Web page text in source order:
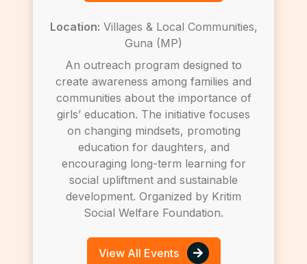
Location: Villages & Local Communities,
Guna (MP)
An outreach program designed to
create awareness among families and
communities about the importance of
girls’ education. The initiative focuses
on changing mindsets, promoting
education for daughters, and
encouraging long-term learning for
social upliftment and sustainable
development. Organized by Kritim
Social Welfare Foundation.
View All Events